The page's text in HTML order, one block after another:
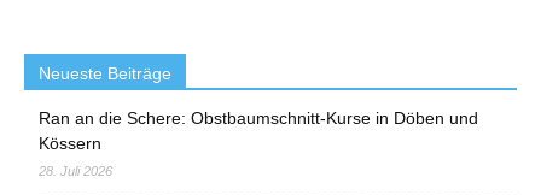
Neueste Beiträge
Ran an die Schere: Obstbaumschnitt-Kurse in Döben und
Kössern
28. Juli 2026